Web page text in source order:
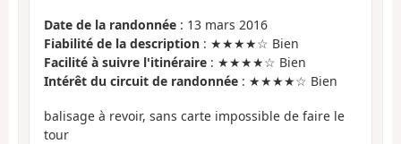
Date de la randonnée : 13 mars 2016
Fiabilité de la description : ★★★★☆ Bien
Facilité à suivre l'itinéraire : ★★★★☆ Bien
Intérêt du circuit de randonnée : ★★★★☆ Bien
balisage à revoir, sans carte impossible de faire le
tour